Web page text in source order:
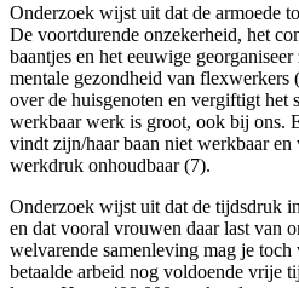
Onderzoek wijst uit dat de armoede
De voortdurende onzekerheid, het
baantjes en het eeuwige
mentale gezondheid van flexwerkers
over de huisgenoten en vergiftigt het
werkbaar werk is groot, ook bij ons.
vindt zijn/haar baan niet werkbaar en
werkdruk onhoudbaar (7).
Onderzoek wijst uit dat de tijdsdruk
en dat vooral vrouwen daar last van
welvarende samenleving mag je toch
betaalde arbeid nog voldoende vrije